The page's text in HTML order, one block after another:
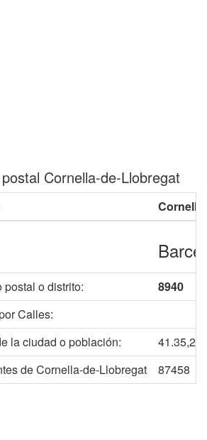
Cornella-de-Llobregat
o distrito:
8940
Calles:
la ciudad o población:
de Cornella-de-Llobregat
87458